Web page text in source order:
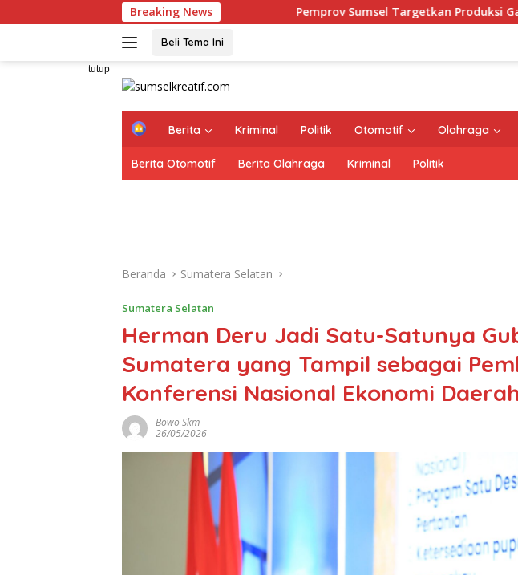
ke
Breaking NewsPemprov Sumsel Targetkan Produksi Gabah Tembus 5 Juta
Beli Tema Ini
tutup
H
m
e
Berita Kriminal Politik Otomotif Olahraga
Berita Otomotif Berita Olahraga Kriminal Politik
Beranda Sumatera Selatan
Sumatera Selatan
Herman Deru Jadi Satu-Satunya
Sumatera yang Tampil sebagai
Konferensi Nasional Ekonomi
Bowo Skm
26/05/2026